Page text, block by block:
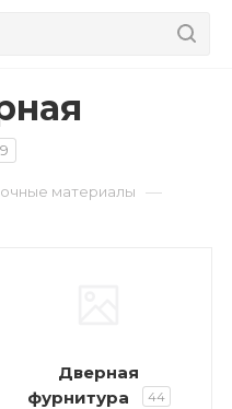
материалы —
Дверная
фурнитура
44